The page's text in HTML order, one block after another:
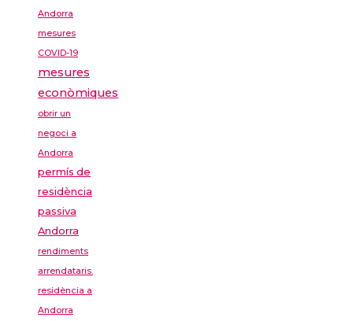
Andorra
mesures
COVID-19
mesures
econòmiques
obrir un
negoci a
Andorra
permís de
residència
passiva
Andorra
rendiments
arrendataris.
residència a
Andorra